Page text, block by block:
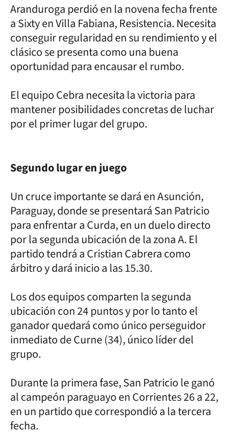
Aranduroga perdió en la novena fecha frente
a Sixty en Villa Fabiana, Resistencia. Necesita
conseguir regularidad en su rendimiento y el
clásico se presenta como una buena
oportunidad para encausar el rumbo.
El equipo Cebra necesita la victoria para
mantener posibilidades concretas de luchar
por el primer lugar del grupo.
Segundo lugar en juego
Un cruce importante se dará en Asunción,
Paraguay, donde se presentará San Patricio
para enfrentar a Curda, en un duelo directo
por la segunda ubicación de la zona A. El
partido tendrá a Cristian Cabrera como
árbitro y dará inicio a las 15.30.
Los dos equipos comparten la segunda
ubicación con 24 puntos y por lo tanto el
ganador quedará como único perseguidor
inmediato de Curne (34), único líder del
grupo.
Durante la primera fase, San Patricio le ganó
al campeón paraguayo en Corrientes 26 a 22,
en un partido que correspondió a la tercera
fecha.